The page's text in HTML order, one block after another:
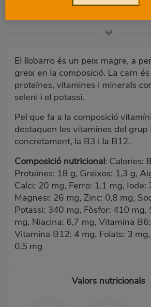
El llobarro és un peix magre, a
greix en la composició. La carn
proteïnes, vitamines i minerals
seleni i el potassi.
Pel que fa a la composició
destaquen les vitamines del grup
concretament, la B3 i la B12.
Composició nutricional: Calories:
Proteïnes: 18 g, Greixos: 1,3 g,
Calci: 20 mg, Ferro: 1,1 mg, Iode:
Magnesi: 26 mg, Zinc: 0,8 mg,
Potassi: 340 mg, Fòsfor: 410 mg,
mg, Niacina: 6,7 mg, Vitamina
Vitamina B12: 4 mg, Folats: 3
0,5 mg
Valors nutricionals